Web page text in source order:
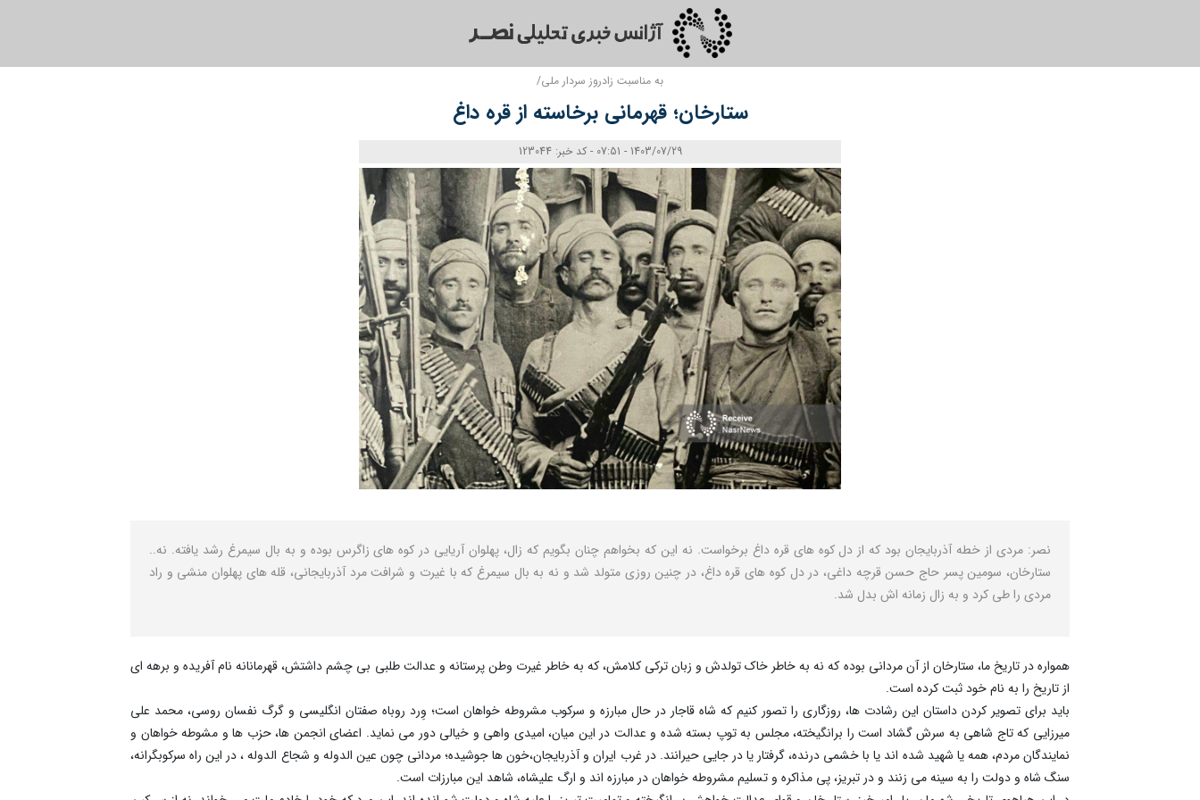
به مناسبت زادروز سردار ملی/
ستارخان؛ قهرمانی برخاسته از قره داغ
1403/07/29 - 07:51 - کد خبر: 123044
نصر: مردی از خطه آذربایجان بود که از دل کوه های قره داغ برخواست. نه این که بخواهم چنان بگویم که زال، پهلوان آریایی در کوه های زاگرس بوده و به بال سیمرغ رشد یافته. نه..
ستارخان، سومین پسر حاج حسن قرچه داغی، در دل کوه های قره داغ، در چنین روزی متولد شد و نه به بال سیمرغ که با غیرت و شرافت مرد آذربایجانی، قله های پهلوان منشی و راد
مردی را طی کرد و به زال زمانه اش بدل شد.
همواره در تاریخ ما، ستارخان از آن مردانی بوده که نه به خاطر خاک تولدش و زبان ترکی کلامش، که به خاطر غیرت وطن پرستانه و عدالت طلبی بی چشم داشتش، قهرمانانه نام آفریده و برهه ای
از تاریخ را به نام خود ثبت کرده است.
باید برای تصویر کردن داستان این رشادت ها، روزگاری را تصور کنیم که شاه قاجار در حال مبارزه و سرکوب مشروطه خواهان است؛ وِرد روباه صفتان انگلیسی و گرگ نفسان روسی، محمد علی
میرزایی که تاج شاهی به سرش گشاد است را برانگیخته، مجلس به توپ بسته شده و عدالت در این میان، امیدی واهی و خیالی دور می نماید. اعضای انجمن ها، حزب ها و مشوطه خواهان و
نمایندگان مردم، همه یا شهید شده اند یا با خشمی درنده، گرفتار یا در جایی حیرانند. در غرب ایران و آذربایجان،خون ها جوشیده؛ مردانی چون عین الدوله و شجاع الدوله ، در این راه سرکوبگرانه،
سنگ شاه و دولت را به سینه می زنند و در تبریز، پی مذاکره و تسلیم مشروطه خواهان در مبارزه اند و ارگ علیشاه، شاهد این مبارزات است.